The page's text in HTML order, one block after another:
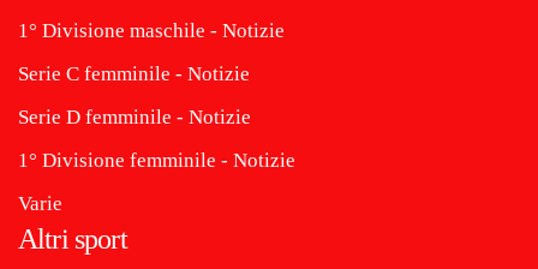
1° Divisione maschile - Notizie
Serie C femminile - Notizie
Serie D femminile - Notizie
1° Divisione femminile - Notizie
Varie
Altri sport